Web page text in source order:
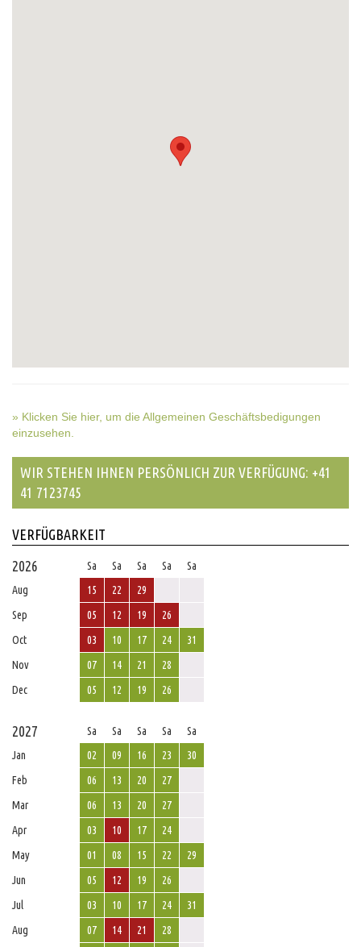
» Klicken Sie hier, um die Allgemeinen Geschäftsbedigungen
einzusehen.
WIR STEHEN IHNEN PERSÖNLICH ZUR VERFÜGUNG: +41
41 7123745
VERFÜGBARKEIT
2026
Sa Sa Sa Sa
Sa
Aug
15 22
29
Sep
05 12 19
26
Oct
03 10 17 24
31
Nov
07 14 21
28
Dec
05 12 19 26
2027 Sa Sa Sa Sa
Sa
Jan
02 09 16 23
30
Feb
06 13 20
27
Mar
06 13 20
27
Apr
03 10 17
24
May
01 08 15 22
29
Jun
05 12 19
26
Jul
03 10 17 24
31
Aug
07 14 21
28